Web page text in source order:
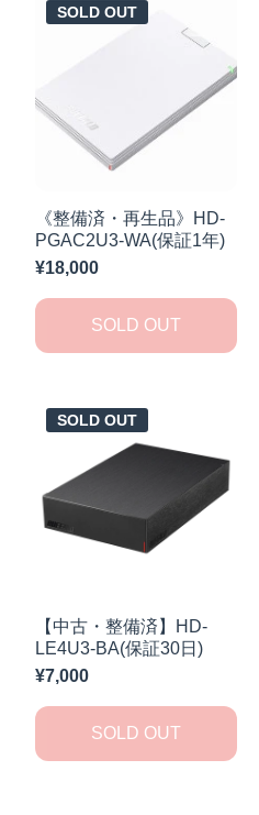
SOLD OUT
《整備済・再生品》HD-
PGAC2U3-WA(保証1年)
¥18,000
SOLD OUT
SOLD OUT
【中古・整備済】HD-
LE4U3-BA(保証30日)
¥7,000
SOLD OUT